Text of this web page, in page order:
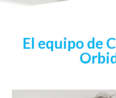
El equipo de